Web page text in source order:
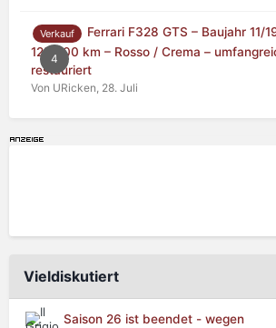
4
Verkauf
Ferrari F328 GTS – Baujahr 11/
125.000 km – Rosso / Crema –
restauriert
Von URicken, 28. Juli
Vieldiskutiert
Saison 26 ist beendet - wegen